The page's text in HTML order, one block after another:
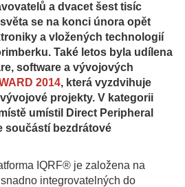
a dvacet šest tisíc
se na konci února opět
a vložených technologií
Také letos byla udílena
software a vývojových
2014, která vyzdvihuje
projekty. V kategorii
umístil Direct Peripheral
součástí bezdrátové
IQRF® je založena na
integrovatelných do